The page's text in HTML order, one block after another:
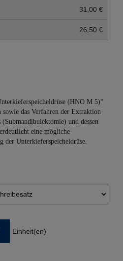
31,00 €
26,50 €
(HNO M 5)“
das Verfahren der Extraktion
und dessen
eine mögliche
der Unterkieferspeicheldrüse.
Einheit(en)